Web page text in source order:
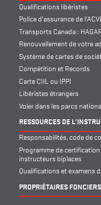
Qualifications libéristes
Police d’assurance de
Transports Canada :
Renouvellement de votre
Système de cartes de
Compétition et Records
Carte CIIL ou IPPI
Libéristes étrangers
Voler dans les parcs
RESSOURCES DE
Responsabilités, code de
Programme de
instructeurs biplaces
Qualifications et examens
PROPRIÉTAIRES FONCIERS